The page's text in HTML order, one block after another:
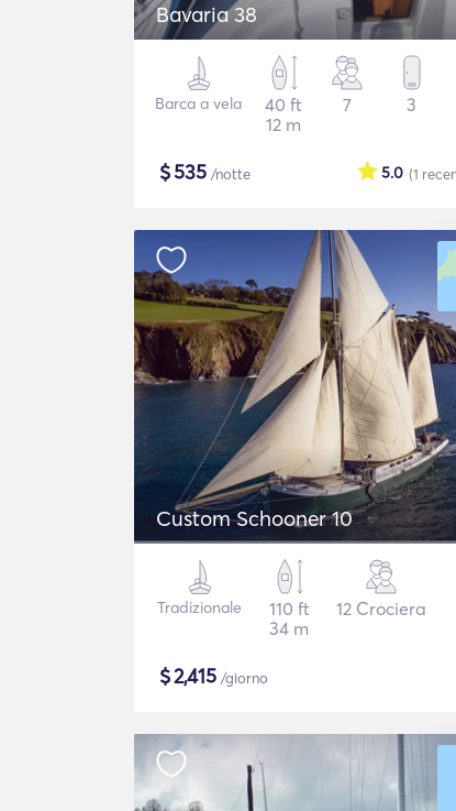
Bavaria 38
Barca a vela
40 ft
12 m
7 3
$535 /notte (1
5.0
Custom Schooner 10
Tradizionale
110 ft
34 m
12 Crociera
$2,415 /giorno